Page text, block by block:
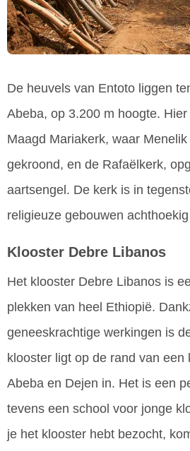
De heuvels van Entoto liggen
Abeba, op 3.200 m hoogte.
Maagd Mariakerk, waar
gekroond, en de Rafaëlkerk,
aartsengel. De kerk is in
religieuze gebouwen
Klooster Debre Libanos
Het klooster Debre Libanos is
plekken van heel Ethiopië.
geneeskrachtige werkingen is
klooster ligt op de rand van een
Abeba en Dejen in. Het is een
tevens een school voor jonge
je het klooster hebt bezocht,